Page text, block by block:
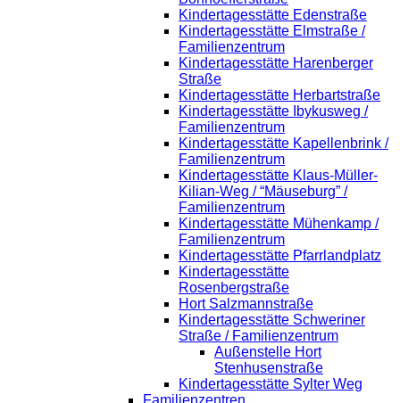
Kindertagesstätte Edenstraße
Kindertagesstätte Elmstraße /
Familienzentrum
Kindertagesstätte Harenberger
Straße
Kindertagesstätte Herbartstraße
Kindertagesstätte Ibykusweg /
Familienzentrum
Kindertagesstätte Kapellenbrink /
Familienzentrum
Kindertagesstätte Klaus-Müller-
Kilian-Weg / “Mäuseburg” /
Familienzentrum
Kindertagesstätte Mühenkamp /
Familienzentrum
Kindertagesstätte Pfarrlandplatz
Kindertagesstätte
Rosenbergstraße
Hort Salzmannstraße
Kindertagesstätte Schweriner
Straße / Familienzentrum
Außenstelle Hort
Stenhusenstraße
Kindertagesstätte Sylter Weg
Familienzentren